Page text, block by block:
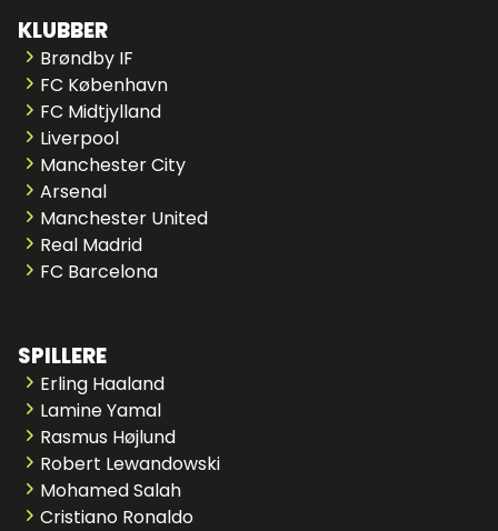
KLUBBER
Brøndby IF
FC København
FC Midtjylland
Liverpool
Manchester City
Arsenal
Manchester United
Real Madrid
FC Barcelona
SPILLERE
Erling Haaland
Lamine Yamal
Rasmus Højlund
Robert Lewandowski
Mohamed Salah
Cristiano Ronaldo